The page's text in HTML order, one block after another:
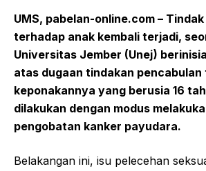
UMS, pabelan-online.com –
terhadap anak kembali terjadi,
Universitas Jember (Unej)
atas dugaan tindakan
keponakannya yang berusia 16
dilakukan dengan modus
pengobatan kanker payudara.
Belakangan ini, isu pelecehan